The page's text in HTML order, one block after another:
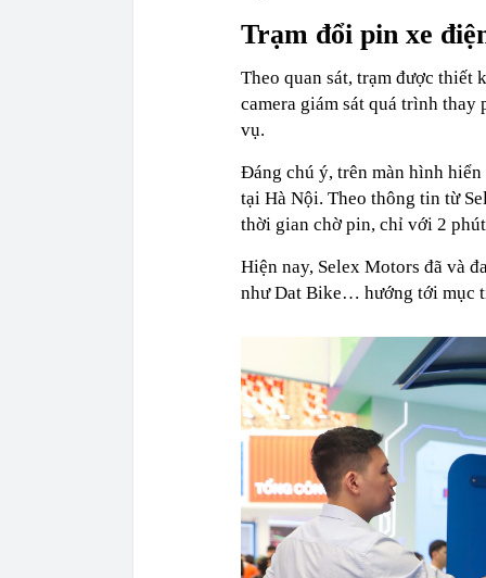
16:33
Vì sao ngày
mới
Trạm đổi pin xe
Theo quan sát, trạm được thiết
camera giám sát quá trình
vụ.
Đáng chú ý, trên màn hình
tại Hà Nội. Theo thông tin từ
thời gian chờ pin, chỉ với 2
Hiện nay, Selex Motors đã và
như Dat Bike… hướng tới mục